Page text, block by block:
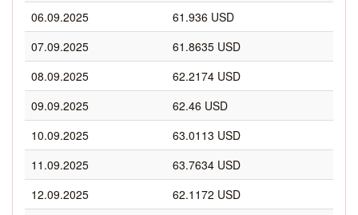
06.09.2025
61.936 USD
07.09.2025
61.8635 USD
08.09.2025
62.2174 USD
09.09.2025
62.46 USD
10.09.2025
63.0113 USD
11.09.2025
63.7634 USD
12.09.2025
62.1172 USD